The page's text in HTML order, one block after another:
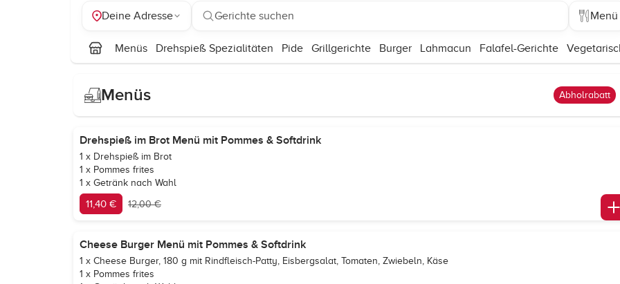
Deine Adresse Gerichte suchen Menü
Menüs Drehspieß Spezialitäten Pide Grillgerichte Burger Lahmacun Falafel-Gerichte
Menüs Abholrabatt
Drehspieß im Brot Menü mit Pommes & Softdrink
1 x Drehspieß im Brot
1 x Pommes frites
1 x Getränk nach Wahl
11,40 € 12,00 €
Cheese Burger Menü mit Pommes & Softdrink
1 x Cheese Burger, 180 g mit Rindfleisch-Patty, Eisbergsalat, Tomaten, Zwiebeln, Käse
1 x Pommes frites